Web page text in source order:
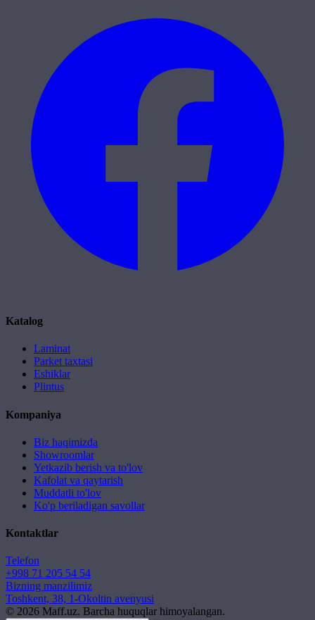
Katalog
Laminat
Parket taxtasi
Eshiklar
Plintus
Kompaniya
Biz haqimizda
Showroomlar
Yetkazib berish va to'lov
Kafolat va qaytarish
Muddatli to'lov
Ko'p beriladigan savollar
Kontaktlar
Telefon
+998 71 205 54 54
Bizning manzilimiz
Toshkent, 38, 1-Okoltin avenyusi
© 2026 Maff.uz. Barcha huquqlar himoyalangan.